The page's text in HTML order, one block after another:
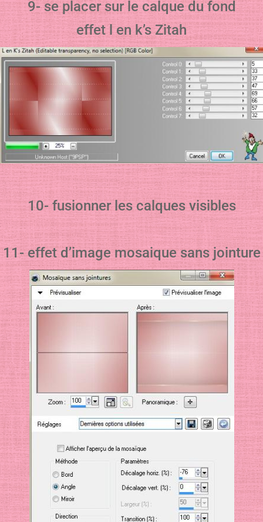
9- se placer sur le calque du fond
effet l en k’s Zitah
10- fusionner les calques visibles
11- effet d’image mosaique sans jointure